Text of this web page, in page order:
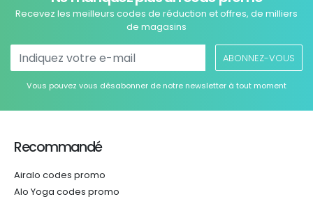
Recevez les meilleurs codes de réduction et offres, de milliers
de magasins
ABONNEZ-VOUS
Vous pouvez vous désabonner de notre newsletter à tout moment
Recommandé
Airalo codes promo
Alo Yoga codes promo